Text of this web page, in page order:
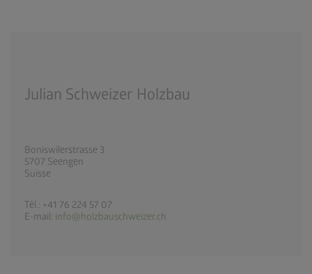
Julian Schweizer Holzbau
Boniswilerstrasse 3
5707 Seengen
Suisse
Tél.: +41 76 224 57 07
E-mail: info@holzbauschweizer.ch